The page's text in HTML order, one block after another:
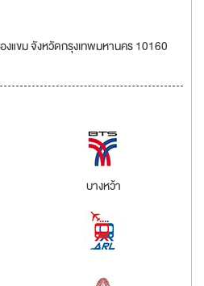
งแขม จังหวัดกรุงเทพมหานคร 10160
บางหว้า